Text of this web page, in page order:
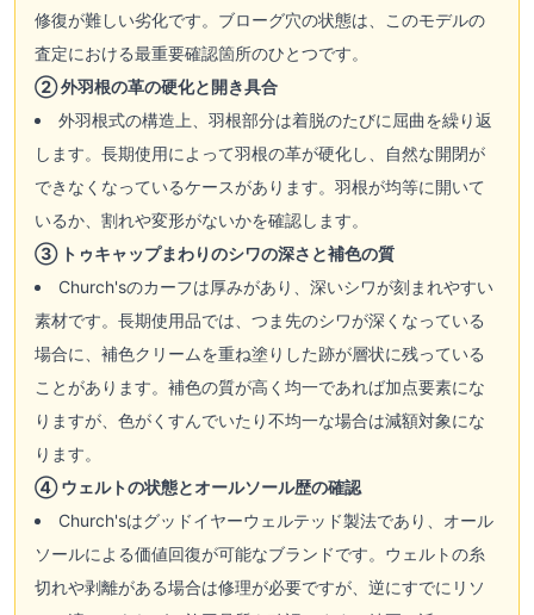
修復が難しい劣化です。ブローグ穴の状態は、このモデルの
査定における最重要確認箇所のひとつです。
② 外羽根の革の硬化と開き具合
外羽根式の構造上、羽根部分は着脱のたびに屈曲を繰り返
します。長期使用によって羽根の革が硬化し、自然な開閉が
できなくなっているケースがあります。羽根が均等に開いて
いるか、割れや変形がないかを確認します。
③ トゥキャップまわりのシワの深さと補色の質
Church'sのカーフは厚みがあり、深いシワが刻まれやすい
素材です。長期使用品では、つま先のシワが深くなっている
場合に、補色クリームを重ね塗りした跡が層状に残っている
ことがあります。補色の質が高く均一であれば加点要素にな
りますが、色がくすんでいたり不均一な場合は減額対象にな
ります。
④ ウェルトの状態とオールソール歴の確認
Church'sはグッドイヤーウェルテッド製法であり、オール
ソールによる価値回復が可能なブランドです。ウェルトの糸
切れや剥離がある場合は修理が必要ですが、逆にすでにリソ